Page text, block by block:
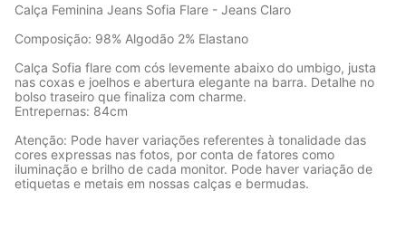
Calça Feminina Jeans Sofia Flare - Jeans Claro
Composição: 98% Algodão 2% Elastano
Calça Sofia flare com cós levemente abaixo do umbigo, justa
nas coxas e joelhos e abertura elegante na barra. Detalhe no
bolso traseiro que finaliza com charme.
Entrepernas: 84cm
Atenção: Pode haver variações referentes à tonalidade das
cores expressas nas fotos, por conta de fatores como
iluminação e brilho de cada monitor. Pode haver variação de
etiquetas e metais em nossas calças e bermudas.